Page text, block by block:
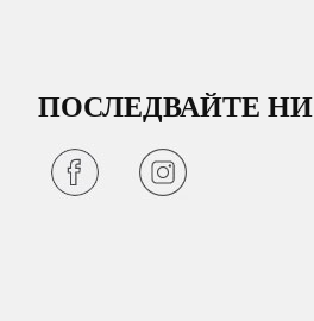
ПОСЛЕДВАЙТЕ НИ